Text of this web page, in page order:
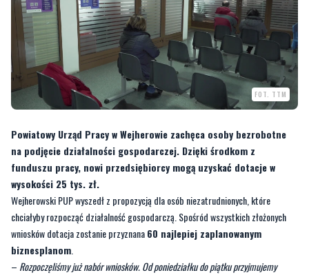
Powiatowy Urząd Pracy w Wejherowie zachęca osoby bezrobotne
na podjęcie działalności gospodarczej. Dzięki środkom z
funduszu pracy, nowi przedsiębiorcy mogą uzyskać dotacje w
wysokości 25 tys. zł.
Wejherowski PUP wyszedł z propozycją dla osób niezatrudnionych, które
chciałyby rozpocząć działalność gospodarczą. Spośród wszystkich złożonych